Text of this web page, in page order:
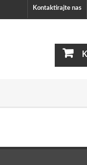
Kontaktirajte nas